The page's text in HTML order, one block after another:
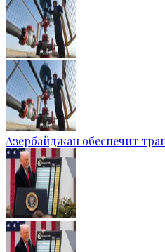
Азербайджан обеспечит